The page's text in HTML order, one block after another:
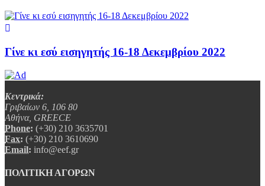
Γίνε κι εσύ εισηγητής 16-18 Δεκεμβρίου 2022
Κεντρικά:
Γριβαίων 6, 106 80
Αθήνα, GREECE
Phone: (+30) 210 3635701
Fax: (+30) 210 3610690
Email: info@eef.gr
ΠΟΛΙΤΙΚΗ ΑΓΟΡΩΝ